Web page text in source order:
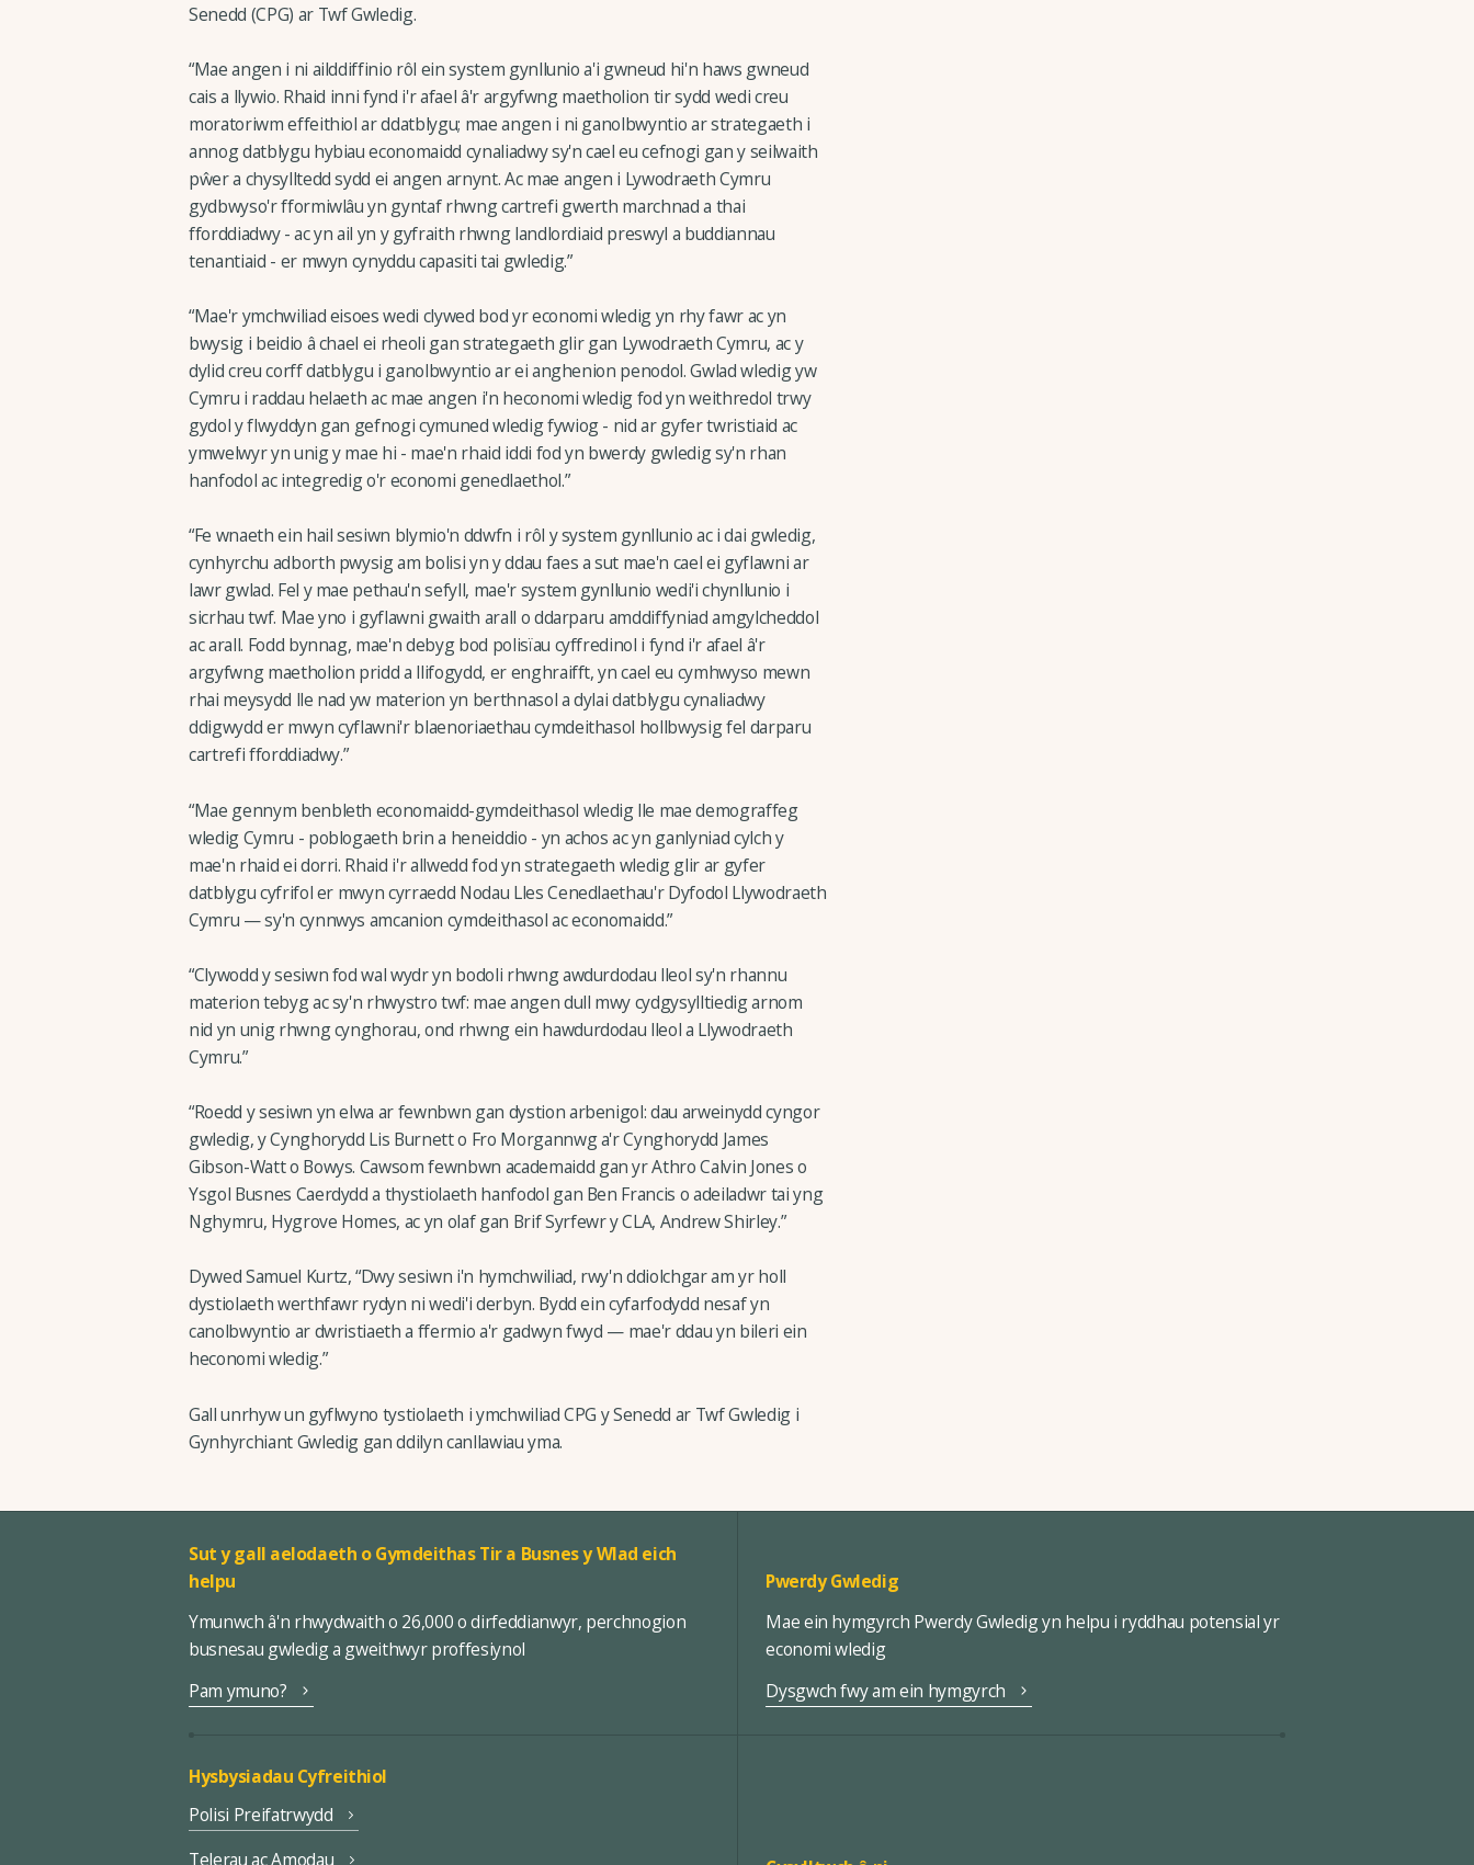
Senedd (CPG) ar Twf Gwledig.
“Mae angen i ni ailddiffinio rôl ein system gynllunio a'i gwneud hi'n haws gwneud
cais a llywio. Rhaid inni fynd i'r afael â'r argyfwng maetholion tir sydd wedi creu
moratoriwm effeithiol ar ddatblygu; mae angen i ni ganolbwyntio ar strategaeth i
annog datblygu hybiau economaidd cynaliadwy sy'n cael eu cefnogi gan y seilwaith
pŵer a chysylltedd sydd ei angen arnynt. Ac mae angen i Lywodraeth Cymru
gydbwyso'r fformiwlâu yn gyntaf rhwng cartrefi gwerth marchnad a thai
fforddiadwy - ac yn ail yn y gyfraith rhwng landlordiaid preswyl a buddiannau
tenantiaid - er mwyn cynyddu capasiti tai gwledig.”
“Mae'r ymchwiliad eisoes wedi clywed bod yr economi wledig yn rhy fawr ac yn
bwysig i beidio â chael ei rheoli gan strategaeth glir gan Lywodraeth Cymru, ac y
dylid creu corff datblygu i ganolbwyntio ar ei anghenion penodol. Gwlad wledig yw
Cymru i raddau helaeth ac mae angen i'n heconomi wledig fod yn weithredol trwy
gydol y flwyddyn gan gefnogi cymuned wledig fywiog - nid ar gyfer twristiaid ac
ymwelwyr yn unig y mae hi - mae'n rhaid iddi fod yn bwerdy gwledig sy'n rhan
hanfodol ac integredig o'r economi genedlaethol.”
“Fe wnaeth ein hail sesiwn blymio'n ddwfn i rôl y system gynllunio ac i dai gwledig,
cynhyrchu adborth pwysig am bolisi yn y ddau faes a sut mae'n cael ei gyflawni ar
lawr gwlad. Fel y mae pethau'n sefyll, mae'r system gynllunio wedi'i chynllunio i
sicrhau twf. Mae yno i gyflawni gwaith arall o ddarparu amddiffyniad amgylcheddol
ac arall. Fodd bynnag, mae'n debyg bod polisïau cyffredinol i fynd i'r afael â'r
argyfwng maetholion pridd a llifogydd, er enghraifft, yn cael eu cymhwyso mewn
rhai meysydd lle nad yw materion yn berthnasol a dylai datblygu cynaliadwy
ddigwydd er mwyn cyflawni'r blaenoriaethau cymdeithasol hollbwysig fel darparu
cartrefi fforddiadwy.”
“Mae gennym benbleth economaidd-gymdeithasol wledig lle mae demograffeg
wledig Cymru - poblogaeth brin a heneiddio - yn achos ac yn ganlyniad cylch y
mae'n rhaid ei dorri. Rhaid i'r allwedd fod yn strategaeth wledig glir ar gyfer
datblygu cyfrifol er mwyn cyrraedd Nodau Lles Cenedlaethau'r Dyfodol Llywodraeth
Cymru — sy'n cynnwys amcanion cymdeithasol ac economaidd.”
“Clywodd y sesiwn fod wal wydr yn bodoli rhwng awdurdodau lleol sy'n rhannu
materion tebyg ac sy'n rhwystro twf: mae angen dull mwy cydgysylltiedig arnom
nid yn unig rhwng cynghorau, ond rhwng ein hawdurdodau lleol a Llywodraeth
Cymru.”
“Roedd y sesiwn yn elwa ar fewnbwn gan dystion arbenigol: dau arweinydd cyngor
gwledig, y Cynghorydd Lis Burnett o Fro Morgannwg a'r Cynghorydd James
Gibson-Watt o Bowys. Cawsom fewnbwn academaidd gan yr Athro Calvin Jones o
Ysgol Busnes Caerdydd a thystiolaeth hanfodol gan Ben Francis o adeiladwr tai yng
Nghymru, Hygrove Homes, ac yn olaf gan Brif Syrfewr y CLA, Andrew Shirley.”
Dywed Samuel Kurtz, “Dwy sesiwn i'n hymchwiliad, rwy'n ddiolchgar am yr holl
dystiolaeth werthfawr rydyn ni wedi'i derbyn. Bydd ein cyfarfodydd nesaf yn
canolbwyntio ar dwristiaeth a ffermio a'r gadwyn fwyd — mae'r ddau yn bileri ein
heconomi wledig.”
Gall unrhyw un gyflwyno tystiolaeth i ymchwiliad CPG y Senedd ar Twf Gwledig i
Gynhyrchiant Gwledig gan ddilyn canllawiau yma.
Sut y gall aelodaeth o Gymdeithas Tir a Busnes y Wlad eich
helpu
Ymunwch â'n rhwydwaith o 26,000 o dirfeddianwyr, perchnogion
busnesau gwledig a gweithwyr proffesiynol
Pam ymuno?
Pwerdy Gwledig
Mae ein hymgyrch Pwerdy Gwledig yn helpu i ryddhau potensial yr
economi wledig
Dysgwch fwy am ein hymgyrch
Hysbysiadau Cyfreithiol
Polisi Preifatrwydd
Telerau ac Amodau